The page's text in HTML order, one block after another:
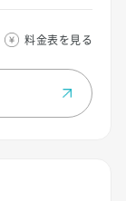
料金表を見る